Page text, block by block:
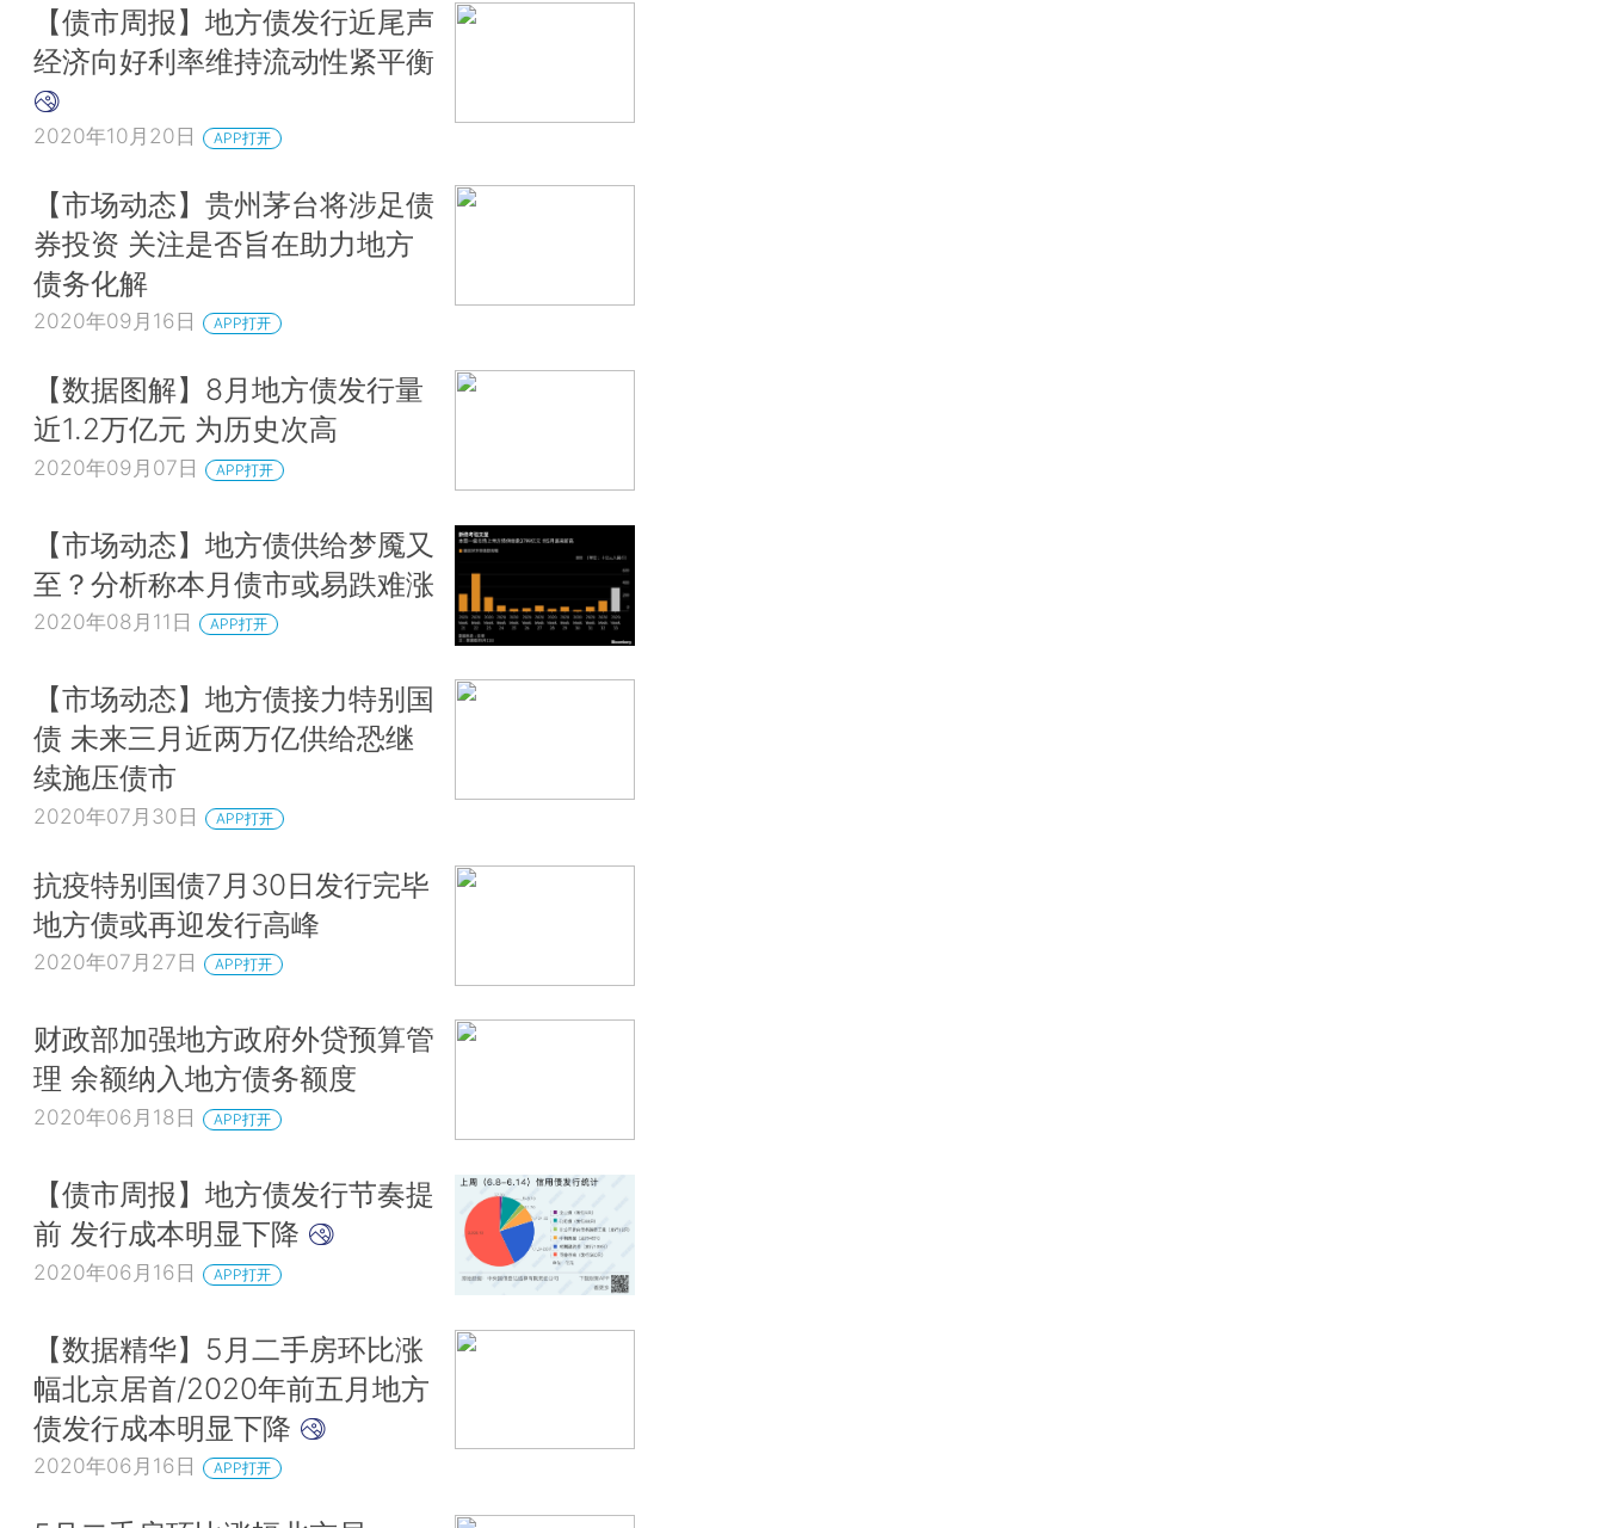
【债市周报】地方债发行近尾声
经济向好利率维持流动性紧平衡
2020年10月20日 APP打开
【市场动态】贵州茅台将涉足债
券投资 关注是否旨在助力地方
债务化解
2020年09月16日 APP打开
【数据图解】8月地方债发行量
近1.2万亿元 为历史次高
2020年09月07日 APP打开
【市场动态】地方债供给梦魇又
至？分析称本月债市或易跌难涨
2020年08月11日 APP打开
【市场动态】地方债接力特别国
债 未来三月近两万亿供给恐继
续施压债市
2020年07月30日 APP打开
抗疫特别国债7月30日发行完毕
地方债或再迎发行高峰
2020年07月27日 APP打开
财政部加强地方政府外贷预算管
理 余额纳入地方债务额度
2020年06月18日 APP打开
【债市周报】地方债发行节奏提
前 发行成本明显下降
2020年06月16日 APP打开
【数据精华】5月二手房环比涨
幅北京居首/2020年前五月地方
债发行成本明显下降
2020年06月16日 APP打开